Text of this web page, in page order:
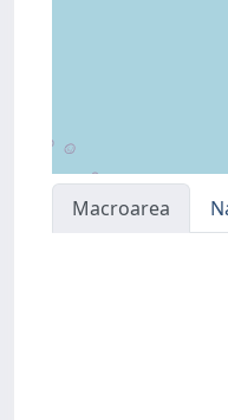
Macroarea